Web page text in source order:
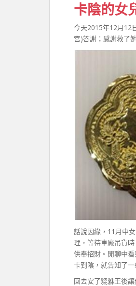
卡陰的女
今天2015年12月12
宮)答謝；感謝救了
話說因緣，11月中
理，等待車廠吊貨
供奉招財。閒聊中
卡到陰，就告知了
回去安了貔貅王後